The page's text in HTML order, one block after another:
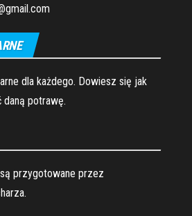
dla każdego. Dowiesz się jak
potrawę.
przygotowane przez